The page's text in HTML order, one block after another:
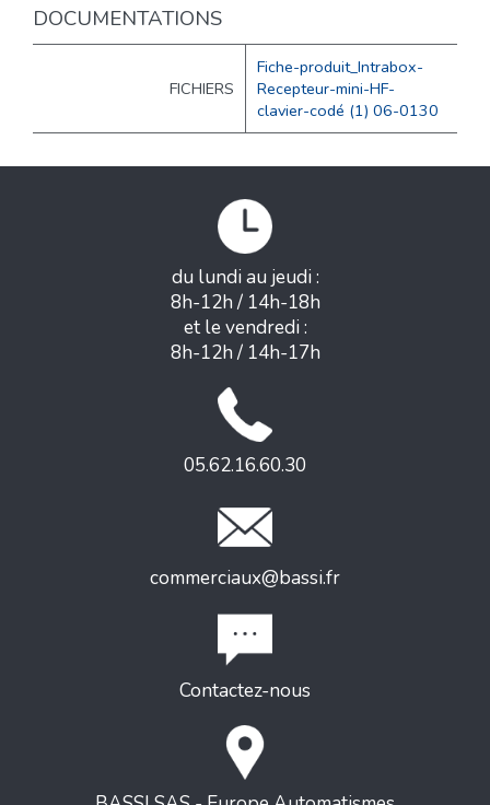
DOCUMENTATIONS
FICHIERS
Fiche-produit_Intrabox-
Recepteur-mini-HF-
clavier-codé (1) 06-0130
du lundi au jeudi :
8h-12h / 14h-18h
et le vendredi :
8h-12h / 14h-17h
05.62.16.60.30
commerciaux@bassi.fr
Contactez-nous